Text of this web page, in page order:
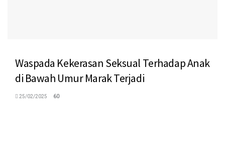
Waspada Kekerasan Seksual Terhadap Anak
di Bawah Umur Marak Terjadi
25/02/2025 60